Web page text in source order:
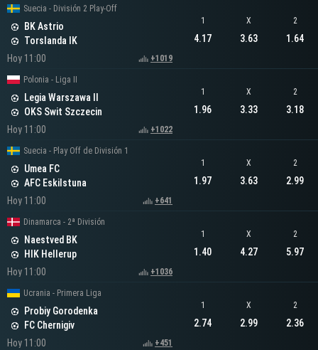
Suecia - División 2 Play-Off
BK Astrio
Torslanda IK
Hoy 11:00
+1019
1
4.17
X
3.63
2
1.64
Polonia - Liga II
Legia Warszawa II
OKS Swit Szczecin
Hoy 11:00
+1022
1
1.96
X
3.33
2
3.18
Suecia - Play Off de División 1
Umea FC
AFC Eskilstuna
Hoy 11:00
+641
1
1.97
X
3.63
2
2.99
Dinamarca - 2ª División
Naestved BK
HIK Hellerup
Hoy 11:00
+1036
1
1.40
X
4.27
2
5.97
Ucrania - Primera Liga
Probiy Gorodenka
FC Chernigiv
Hoy 11:00
+451
1
2.74
X
2.99
2
2.36